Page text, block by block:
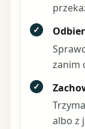
✓
zanim
✓
albo z